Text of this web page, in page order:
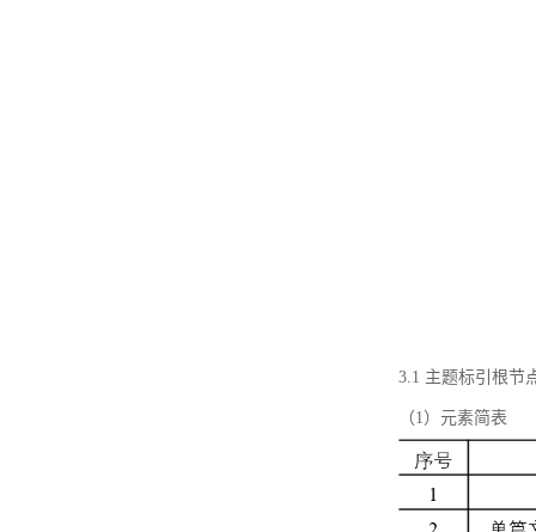
3.1 主题标引根节
（1）元素简表